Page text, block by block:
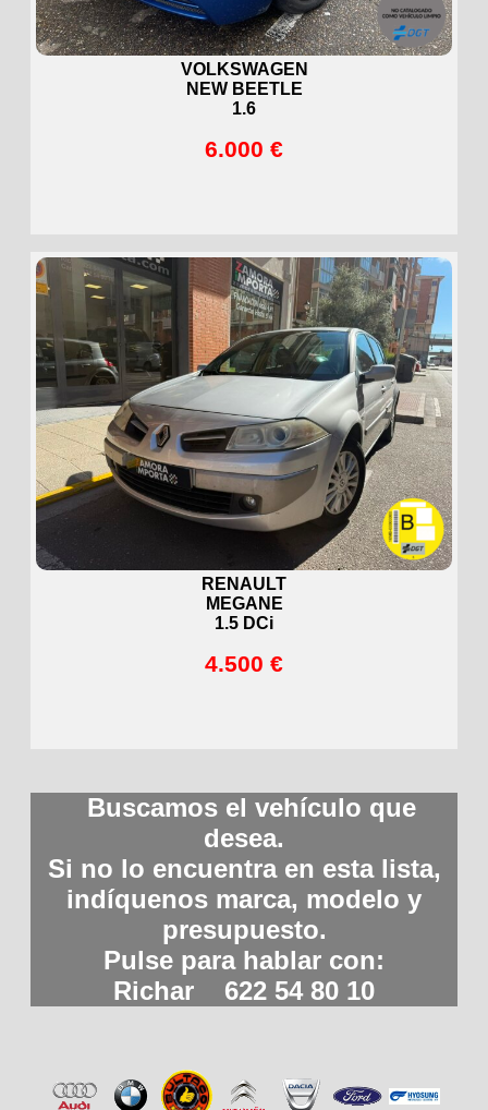
VOLKSWAGEN
NEW BEETLE
1.6
6.000 €
RENAULT
MEGANE
1.5 DCi
4.500 €
Buscamos el vehículo que
desea.
Si no lo encuentra en esta lista,
indíquenos marca, modelo y
presupuesto.
Pulse para hablar con:
Richar 622 54 80 10